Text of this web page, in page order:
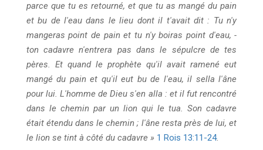
parce que tu es retourné, et que tu as mangé du pain
et bu de l'eau dans le lieu dont il t'avait dit : Tu n'y
mangeras point de pain et tu n'y boiras point d'eau, -
ton cadavre n'entrera pas dans le sépulcre de tes
pères. Et quand le prophète qu'il avait ramené eut
mangé du pain et qu'il eut bu de l'eau, il sella l'âne
pour lui. L'homme de Dieu s'en alla : et il fut rencontré
dans le chemin par un lion qui le tua. Son cadavre
était étendu dans le chemin ; l'âne resta près de lui, et
le lion se tint à côté du cadavre » 1 Rois 13:11-24.